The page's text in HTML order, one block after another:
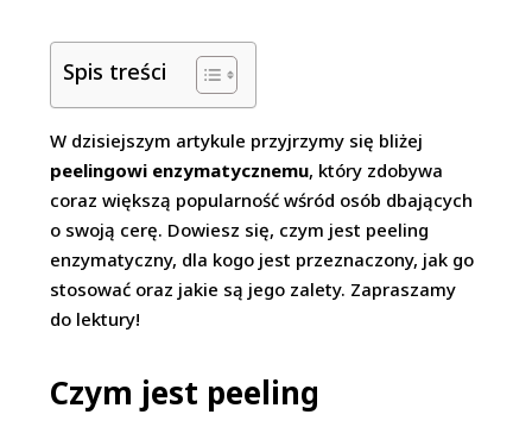
Spis treści
W dzisiejszym artykule przyjrzymy się bliżej
peelingowi enzymatycznemu, który zdobywa
coraz większą popularność wśród osób dbających
o swoją cerę. Dowiesz się, czym jest peeling
enzymatyczny, dla kogo jest przeznaczony, jak go
stosować oraz jakie są jego zalety. Zapraszamy
do lektury!
Czym jest peeling